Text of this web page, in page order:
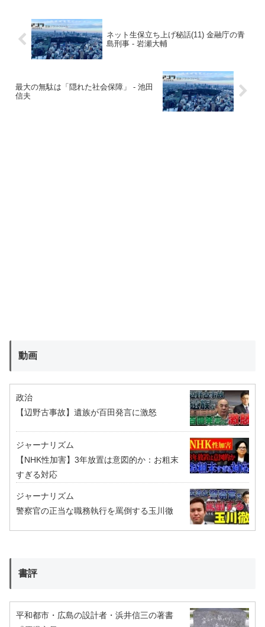
ネット生保立ち上げ秘話(11) 金融庁の青
島刑事 - 岩瀬大輔
最大の無駄は「隠れた社会保障」 - 池田
信夫
動画
政治
【辺野古事故】遺族が百田発言に激怒
ジャーナリズム
【NHK性加害】3年放置は意図的か：お粗末
すぎる対応
ジャーナリズム
警察官の正当な職務執行を罵倒する玉川徹
書評
平和都市・広島の設計者・浜井信三の著書